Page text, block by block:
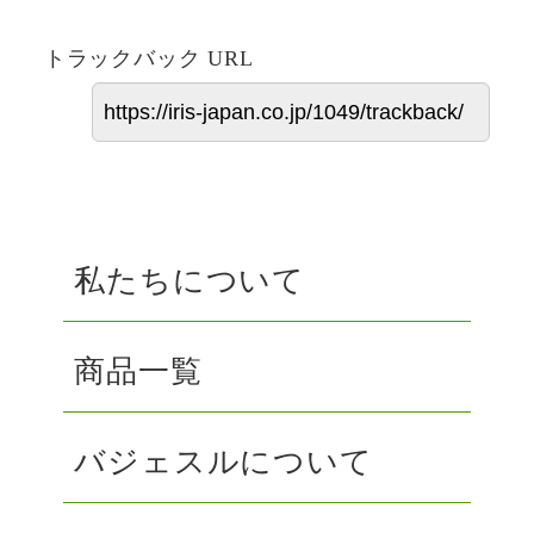
トラックバック URL
私たちについて
商品一覧
バジェスルについて